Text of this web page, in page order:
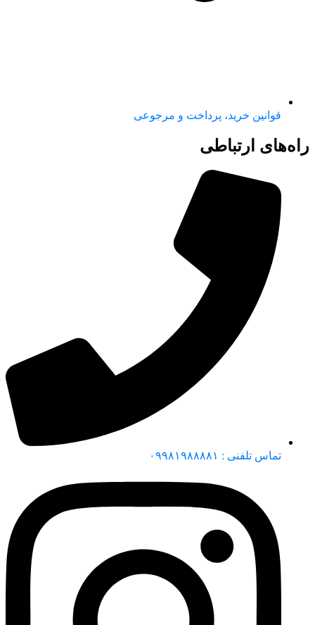
قوانین خرید، پرداخت و مرجوعی
راه‌های ارتباطی
تماس تلفنی : ۰۹۹۸۱۹۸۸۸۸۱